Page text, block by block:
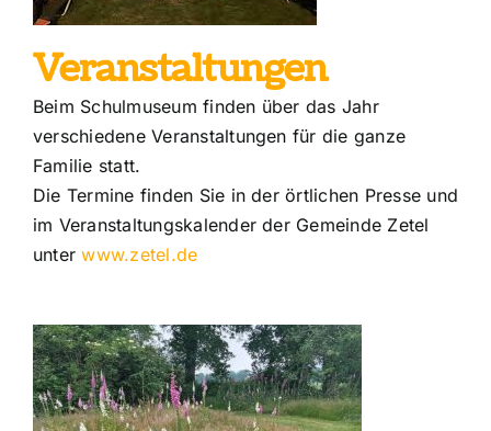
Veranstaltungen
Beim Schulmuseum finden über das Jahr
verschiedene Veranstaltungen für die ganze
Familie statt.
Die Termine finden Sie in der örtlichen Presse und
im Veranstaltungskalender der Gemeinde Zetel
unterwww.zetel.de